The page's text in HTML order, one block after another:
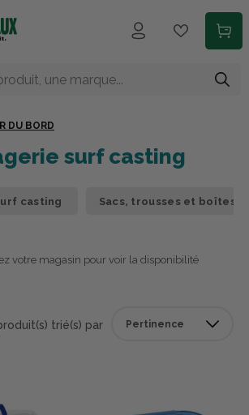
DU BORD
surf casting
casting Sacs, trousses et boîtes
votre magasin pour voir la disponibilité
trié(s) par